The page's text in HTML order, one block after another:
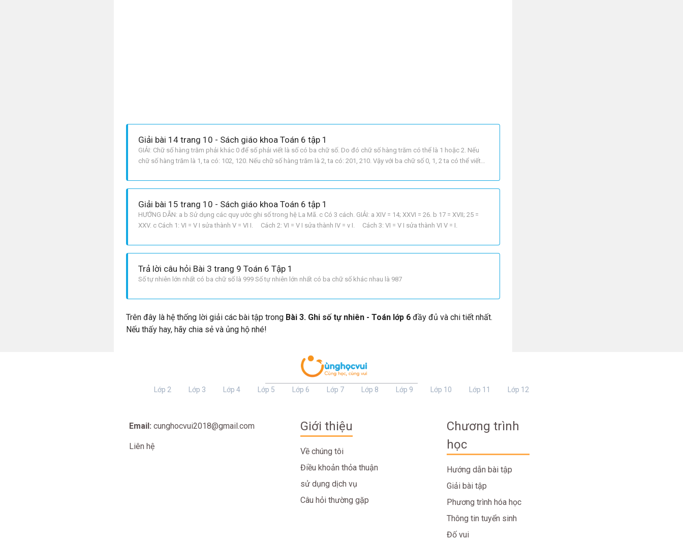
Giải bài 14 trang 10 - Sách giáo khoa Toán 6 tập 1
GIẢI: Chữ số hàng trăm phải khác 0 để số phải viết là số có ba chữ số. Do đó chữ số hàng trăm có thể là 1 hoặc 2. Nếu
chữ số hàng trăm là 1, ta có: 102, 120. Nếu chữ số hàng trăm là 2, ta có: 201, 210. Vậy với ba chữ số 0, 1, 2 ta có thể viết
Giải bài 15 trang 10 - Sách giáo khoa Toán 6 tập 1
HƯỚNG DẪN: a b Sử dụng các quy ước ghi số trong hệ La Mã. c Có 3 cách. GIẢI: a XIV = 14; XXVI = 26. b 17 = XVII; 25 =
XXV. c Cách 1: VI = V I sửa thành V = VI I. Cách 2: VI = V I sửa thành IV = v I. Cách 3: VI = V I sửa thành VI V = I.
Trả lời câu hỏi Bài 3 trang 9 Toán 6 Tập 1
Số tự nhiên lớn nhất có ba chữ số là 999 Số tự nhiên lớn nhất có ba chữ số khác nhau là 987
Trên đây là hệ thống lời giải các bài tập trong Bài 3. Ghi số tự nhiên - Toán lớp 6 đầy đủ và chi tiết nhất.
Nếu thấy hay, hãy chia sẻ và ủng hộ nhé!
Lớp 2 Lớp 3 Lớp 4 Lớp 5 Lớp 6 Lớp 7 Lớp 8 Lớp 9 Lớp 10 Lớp 11 Lớp 12
Email: cunghocvui2018@gmail.com
Liên hệ
Giới thiệu
Về chúng tôi
Điều khoản thỏa thuận
sử dụng dịch vụ
Câu hỏi thường gặp
Chương trình
học
Hướng dẫn bài tập
Giải bài tập
Phương trình hóa học
Thông tin tuyển sinh
Đố vui